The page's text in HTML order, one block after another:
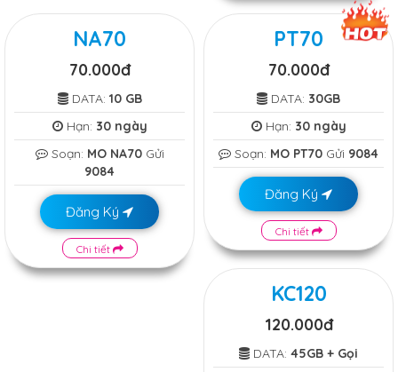
NA70
70.000đ
DATA: 10 GB
Hạn: 30 ngày
Soạn: MO NA70Gửi
9084
Đăng Ký
Chi tiết
PT70
70.000đ
DATA: 30GB
Hạn: 30 ngày
Soạn: MO PT70 Gửi 9084
Đăng Ký
Chi tiết
KC120
120.000đ
DATA: 45GB + Gọi